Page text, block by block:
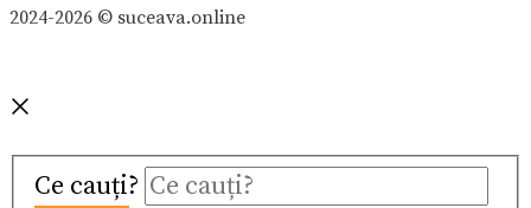
2024-2026 © suceava.online
Ce cauți?